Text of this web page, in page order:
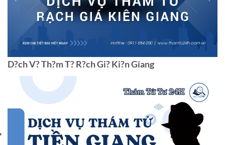
D?ch V? Th?m T? R?ch Gi? Ki?n Giang